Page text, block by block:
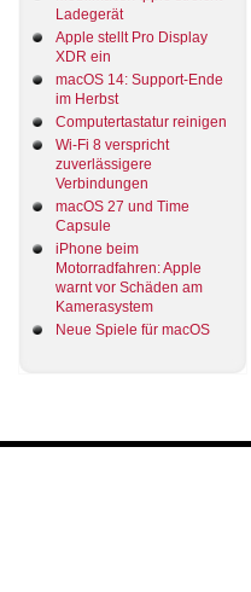
Ladegerät
Apple stellt Pro Display
XDR ein
macOS 14: Support-Ende
im Herbst
Computertastatur reinigen
Wi-Fi 8 verspricht
zuverlässigere
Verbindungen
macOS 27 und Time
Capsule
iPhone beim
Motorradfahren: Apple
warnt vor Schäden am
Kamerasystem
Neue Spiele für macOS